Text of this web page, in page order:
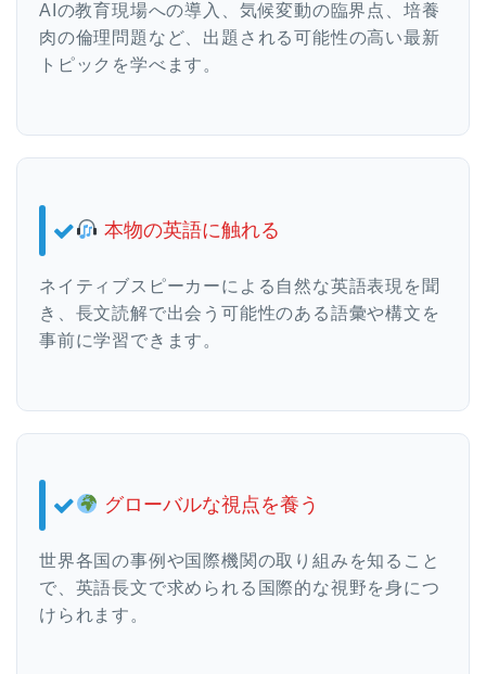
AIの教育現場への導入、気候変動の臨界点、培養
肉の倫理問題など、出題される可能性の高い最新
トピックを学べます。
本物の英語に触れる
ネイティブスピーカーによる自然な英語表現を聞
き、長文読解で出会う可能性のある語彙や構文を
事前に学習できます。
グローバルな視点を養う
世界各国の事例や国際機関の取り組みを知ること
で、英語長文で求められる国際的な視野を身につ
けられます。